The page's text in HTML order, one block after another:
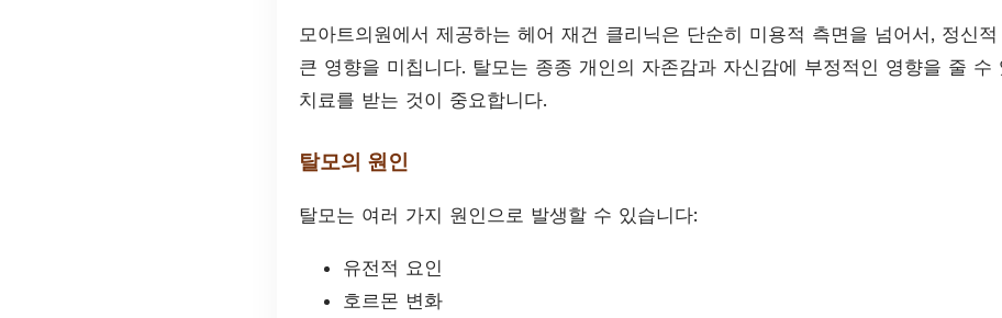
모아트의원에서 제공하는 헤어 재건 클리닉은 단순히 미용적 측면을 넘어서, 정신
큰 영향을 미칩니다. 탈모는 종종 개인의 자존감과 자신감에 부정적인 영향을 줄 수
치료를 받는 것이 중요합니다.
탈모의 원인
탈모는 여러 가지 원인으로 발생할 수 있습니다:
유전적 요인
호르몬 변화